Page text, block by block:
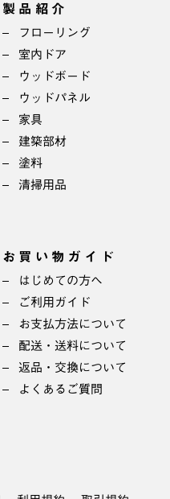
製品紹介
フローリング
室内ドア
ウッドボード
ウッドパネル
家具
建築部材
塗料
清掃用品
お買い物ガイド
はじめての方へ
ご利用ガイド
お支払方法について
配送・送料について
返品・交換について
よくあるご質問